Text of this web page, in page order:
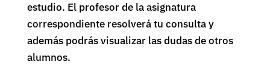
estudio. El profesor de la asignatura
correspondiente resolverá tu consulta y
además podrás visualizar las dudas de otros
alumnos.